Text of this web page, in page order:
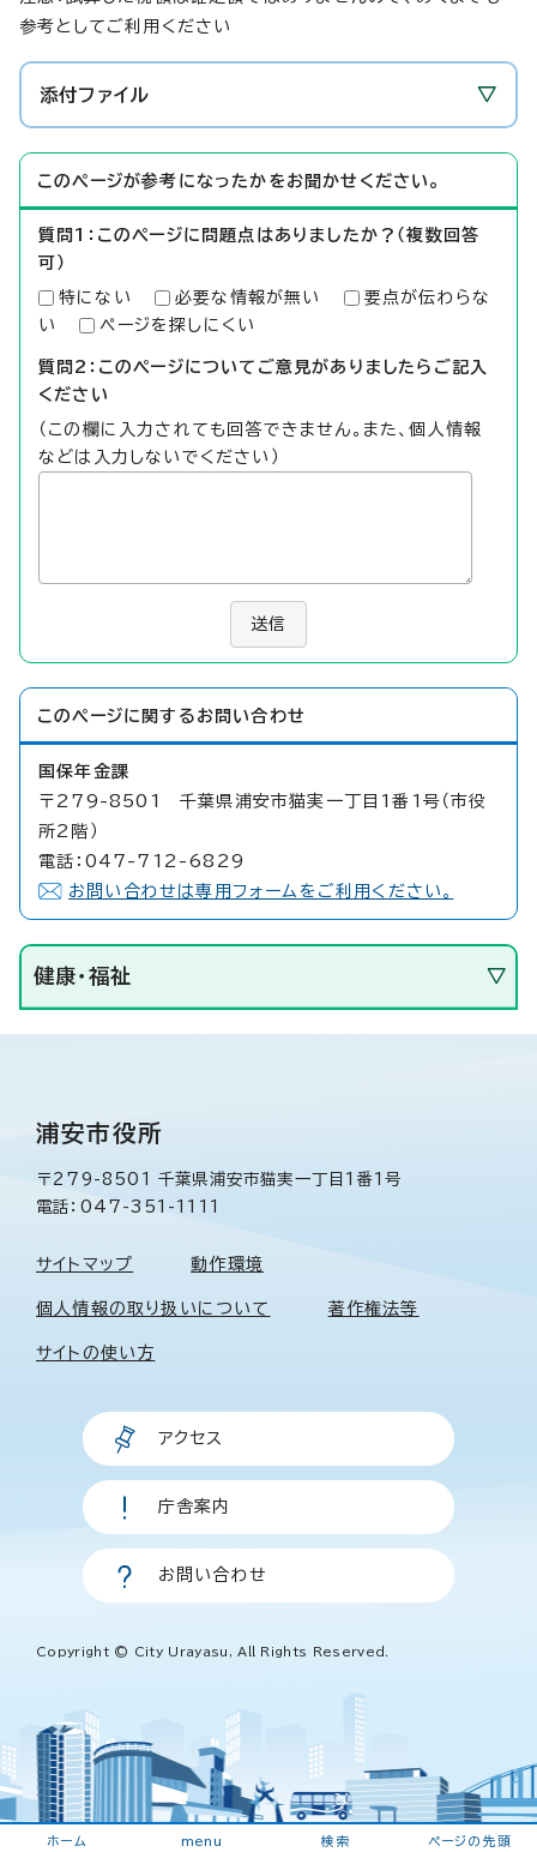
参考としてご利用ください
添付ファイル
このページが参考になったかをお聞かせください。
質問1：このページに問題点はありましたか？（複数回答
可）
特にない 必要な情報が無い
要点が伝わらな
い
ページを探しにくい
質問2：このページについてご意見がありましたらご記入
ください
（この欄に入力されても回答できません。また、個人情報
などは入力しないでください）
送信
このページに関する お問い合わせ
国保年金課
〒279-8501 千葉県浦安市猫実一丁目1番1号（市役
所2階）
電話：047-712-6829
お問い合わせは専用フォームをご利用ください。
健康・福祉
ホーム menu 検索 ページの先頭
浦安市役所
〒279-8501 千葉県浦安市猫実一丁目1番1号
電話：047-351-1111
サイトマップ 動作環境
個人情報の取り扱いについて 著作権法等
サイトの使い方
アクセス
庁舎案内
お問い合わせ
Copyright © City Urayasu, All Rights Reserved.